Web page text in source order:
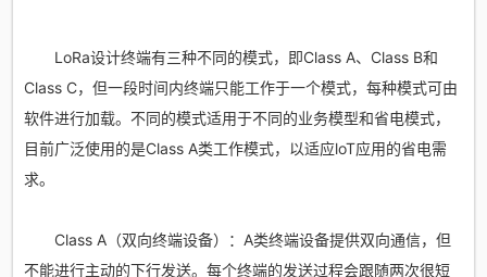
LoRa设计终端有三种不同的模式，即Class A、Class B和
Class C，但一段时间内终端只能工作于一个模式，每种模式可由
软件进行加载。不同的模式适用于不同的业务模型和省电模式，
目前广泛使用的是Class A类工作模式，以适应loT应用的省电需
求。
Class A（双向终端设备）：A类终端设备提供双向通信，但
不能进行主动的下行发送。每个终端的发送过程会跟随两次很短